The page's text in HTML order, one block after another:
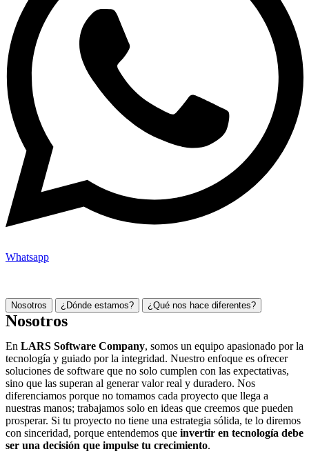
Whatsapp
Nosotros ¿Dónde estamos? ¿Qué nos hace diferentes?
Nosotros
En LARS Software Company, somos un equipo apasionado por la
tecnología y guiado por la integridad. Nuestro enfoque es ofrecer
soluciones de software que no solo cumplen con las expectativas,
sino que las superan al generar valor real y duradero. Nos
diferenciamos porque no tomamos cada proyecto que llega a
nuestras manos; trabajamos solo en ideas que creemos que pueden
prosperar. Si tu proyecto no tiene una estrategia sólida, te lo diremos
con sinceridad, porque entendemos que invertir en tecnología debe
ser una decisión que impulse tu crecimiento.